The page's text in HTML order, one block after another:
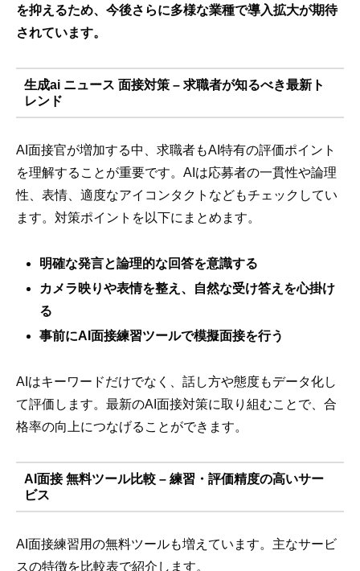
を抑えるため、今後さらに多様な業種で導入拡大が期待
されています。
生成ai ニュース 面接対策 – 求職者が知るべき最新ト
レンド
AI面接官が増加する中、求職者もAI特有の評価ポイント
を理解することが重要です。AIは応募者の一貫性や論理
性、表情、適度なアイコンタクトなどもチェックしてい
ます。対策ポイントを以下にまとめます。
明確な発言と論理的な回答を意識する
カメラ映りや表情を整え、自然な受け答えを心掛け
る
事前にAI面接練習ツールで模擬面接を行う
AIはキーワードだけでなく、話し方や態度もデータ化し
て評価します。最新のAI面接対策に取り組むことで、合
格率の向上につなげることができます。
AI面接 無料ツール比較 – 練習・評価精度の高いサー
ビス
AI面接練習用の無料ツールも増えています。主なサービ
スの特徴を比較表で紹介します。